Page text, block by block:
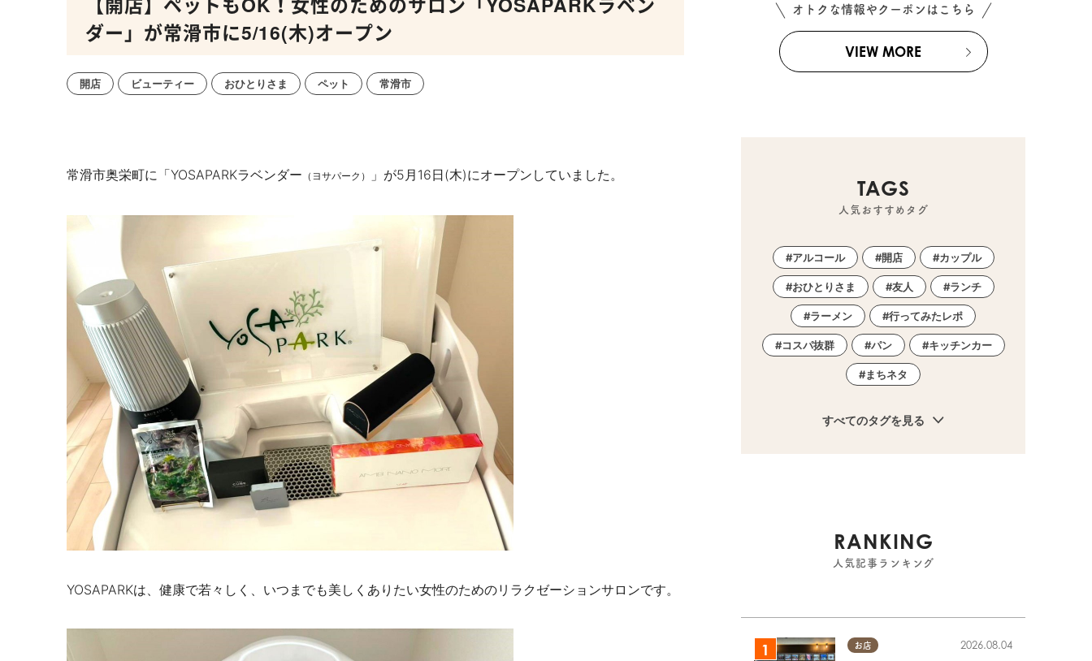
ダー」が常滑市に5/16(木)オープン
開店 ビューティー おひとりさま ペット 常滑市
常滑市奥栄町に「YOSAPARKラベンダー （ヨサパーク） 」が5月16日(木)にオープンしていました。
YOSAPARKは、健康で若々しく、いつまでも美しくありたい女性のためのリラクゼーションサロンです。
オトクな情報やクーポンはこちら
VIEW MORE
TAGS
人気おすすめタグ
アルコール 開店 カップル
おひとりさま 友人 ランチ
ラーメン 行ってみたレポ
コスパ抜群 パン キッチンカー
まちネタ
すべてのタグを見る
RANKING
人気記事ランキング
お店 2026.08.04